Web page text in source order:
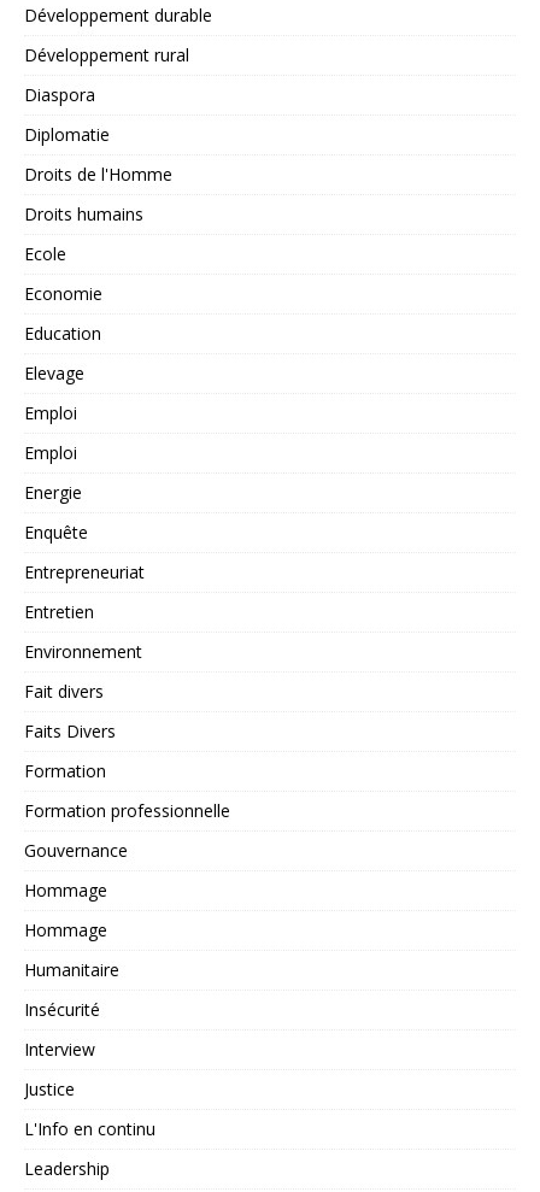
Développement durable
Développement rural
Diaspora
Diplomatie
Droits de l'Homme
Droits humains
Ecole
Economie
Education
Elevage
Emploi
Emploi
Energie
Enquête
Entrepreneuriat
Entretien
Environnement
Fait divers
Faits Divers
Formation
Formation professionnelle
Gouvernance
Hommage
Hommage
Humanitaire
Insécurité
Interview
Justice
L'Info en continu
Leadership